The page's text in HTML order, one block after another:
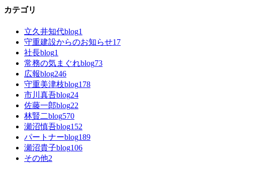
カテゴリ
立久井知代blog1
守重建設からのお知らせ17
社長blog1
常務の気まぐれblog73
広報blog246
守重美津枝blog178
市川真吾blog24
佐藤一郎blog22
林賢二blog570
瀬沼慎吾blog152
パートナーblog189
瀬沼貴子blog106
その他2